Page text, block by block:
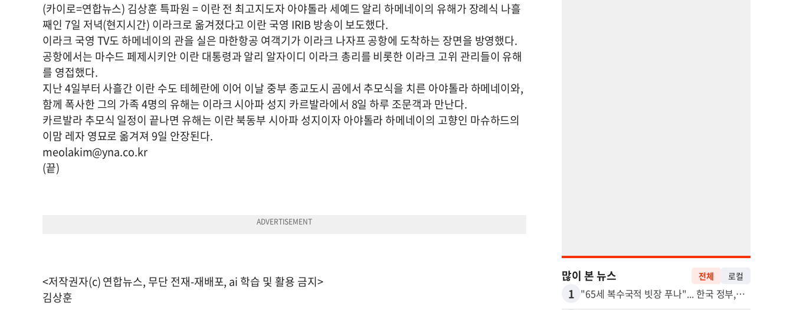
(카이로=연합뉴스) 김상훈 특파원 = 이란 전 최고지도자 아야톨라 세예드 알리 하메네이의 유해가 장례식 나흘
째인 7일 저녁(현지시간) 이라크로 옮겨졌다고 이란 국영 IRIB 방송이 보도했다.
이라크 국영 TV도 하메네이의 관을 실은 마한항공 여객기가 이라크 나자프 공항에 도착하는 장면을 방영했다.
공항에서는 마수드 페제시키안 이란 대통령과 알리 알자이디 이라크 총리를 비롯한 이라크 고위 관리들이 유해
를 영접했다.
지난 4일부터 사흘간 이란 수도 테헤란에 이어 이날 중부 종교도시 곰에서 추모식을 치른 아야톨라 하메네이와,
함께 폭사한 그의 가족 4명의 유해는 이라크 시아파 성지 카르발라에서 8일 하루 조문객과 만난다.
카르발라 추모식 일정이 끝나면 유해는 이란 북동부 시아파 성지이자 아야톨라 하메네이의 고향인 마슈하드의
이맘 레자 영묘로 옮겨져 9일 안장된다.
meolakim@yna.co.kr
(끝)
<저작권자(c) 연합뉴스, 무단 전재-재배포, ai 학습 및 활용 금지>
김상훈
많이 본 뉴스 전체 로컬
1 "65세 복수국적 빗장 푸나"... 한국 정부, 연령 완화 전면 추진